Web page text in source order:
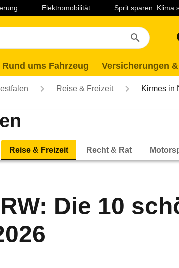
Elektromobilität Sprit sparen. Klima
Rund ums Fahrzeug Versicherungen
Reise & Freizeit Kirmes in
Reise & Freizeit Recht & Rat
Die 10